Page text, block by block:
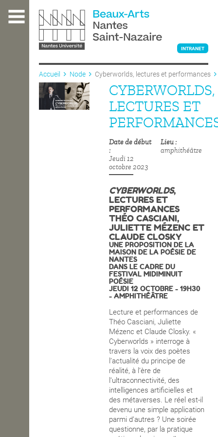
contenu
L'ÉCOLE
INTRANET
Accueil Node Cyberworlds, lectures et performances
CYBERWORLDS,
LECTURES ET
Date de début
Jeudi 12
octobre 2023
Lieu
amphithéâtre
CYBERWORLDS,
LECTURES ET
PERFORMANCES
THÉO CASCIANI,
JULIETTE MÉZENC ET
CLAUDE CLOSKY
UNE PROPOSITION DE LA
MAISON DE LA POÉSIE DE
NANTES
DANS LE CADRE DU
FESTIVAL MIDIMINUIT
POÉSIE
JEUDI 12 OCTOBRE - 19H30
- AMPHITHÉÂTRE
Lecture et performances de
Théo Casciani, Juliette
Mézenc et Claude Closky. «
Cyberworlds » interroge à
travers la voix des poètes
l’actualité du principe de
réalité, à l’ère de
l’ultraconnectivité, des
intelligences artificielles et
des métaverses. Le réel est-il
devenu une simple application
parmi d’autres ? Une soirée
questionne, par la pratique